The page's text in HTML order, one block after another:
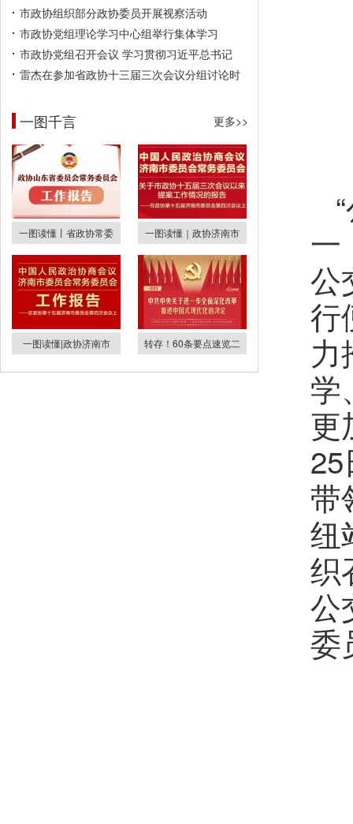
市政协组织部分政协委员开展视察活动
市政协党组理论学习中心组举行集体学习
市政协党组召开会议 学习贯彻习近平总书记
雷杰在参加省政协十三届三次会议分组讨论时
一图千言 更多>>
一图读懂丨省政协常委 一图读懂｜政协济南市
一图读懂|政协济南市 转存！60条要点速览二
一
公
行
力
学
更
带
纽
织
公
委